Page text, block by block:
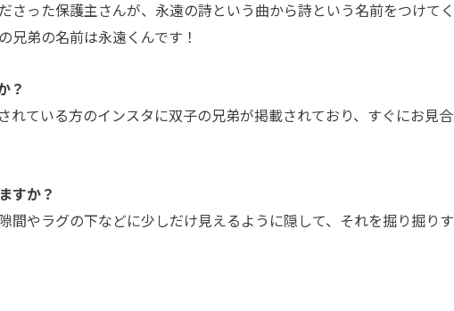
さった保護主さんが、永遠の詩という曲から詩という名前をつけてく
兄弟の名前は永遠くんです！
？
れている方のインスタに双子の兄弟が掲載されており、すぐにお見合
すか？
間やラグの下などに少しだけ見えるように隠して、それを掘り掘りす